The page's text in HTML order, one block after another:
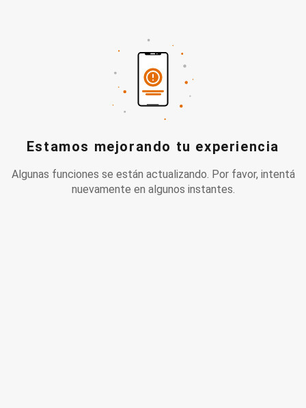
Estamos mejorando tu experiencia
Algunas funciones se están actualizando. Por favor, intentá
nuevamente en algunos instantes.